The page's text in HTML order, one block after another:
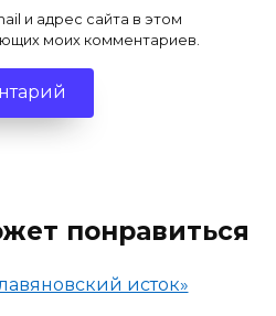
и адрес сайта в этом
моих комментариев.
понравиться